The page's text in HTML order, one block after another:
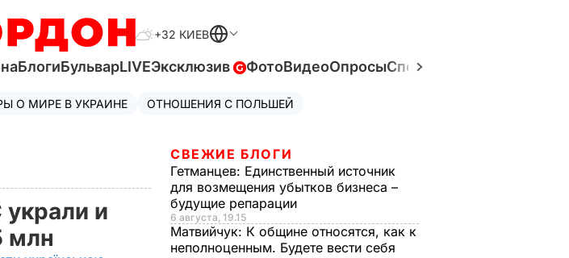
+32 КИЕВ
БлогиБульварLIVEЭксклюзив ФотоВидеоОпросыСпецпроекты
О МИРЕ В УКРАИНЕ ОТНОШЕНИЯ С ПОЛЬШЕЙ
и
млн
СВЕЖИЕ БЛОГИ
Гетманцев: Единственный источник
для возмещения убытков бизнеса –
будущие репарации
6 августа, 19.15
Матвийчук: К общине относятся, как к
неполноценным. Будете вести себя